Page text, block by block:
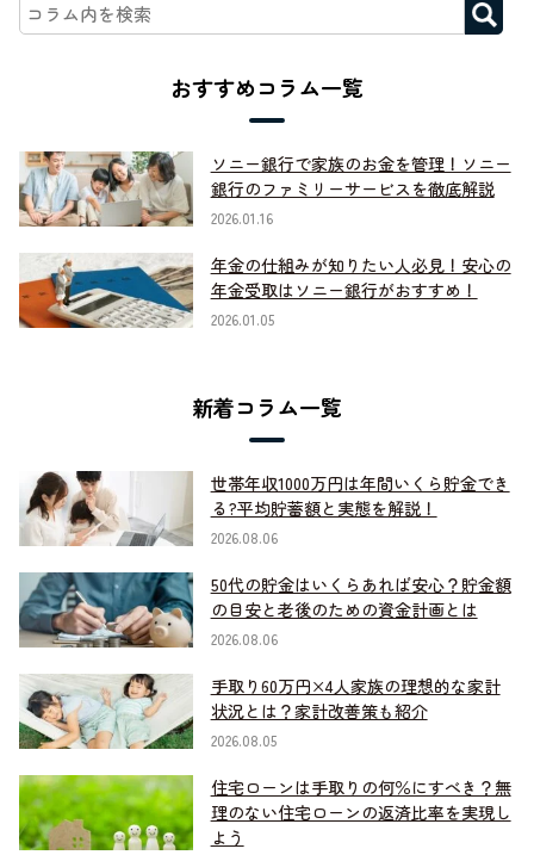
おすすめコラム一覧
ソニー銀行で家族のお金を管理！ソニー
銀行のファミリーサービスを徹底解説
2026.01.16
年金の仕組みが知りたい人必見！安心の
年金受取はソニー銀行がおすすめ！
2026.01.05
新着コラム一覧
世帯年収1000万円は年間いくら貯金でき
る?平均貯蓄額と実態を解説！
2026.08.06
50代の貯金はいくらあれば安心？貯金額
の目安と老後のための資金計画とは
2026.08.06
手取り60万円×4人家族の理想的な家計
状況とは？家計改善策も紹介
2026.08.05
住宅ローンは手取りの何％にすべき？無
理のない住宅ローンの返済比率を実現し
よう